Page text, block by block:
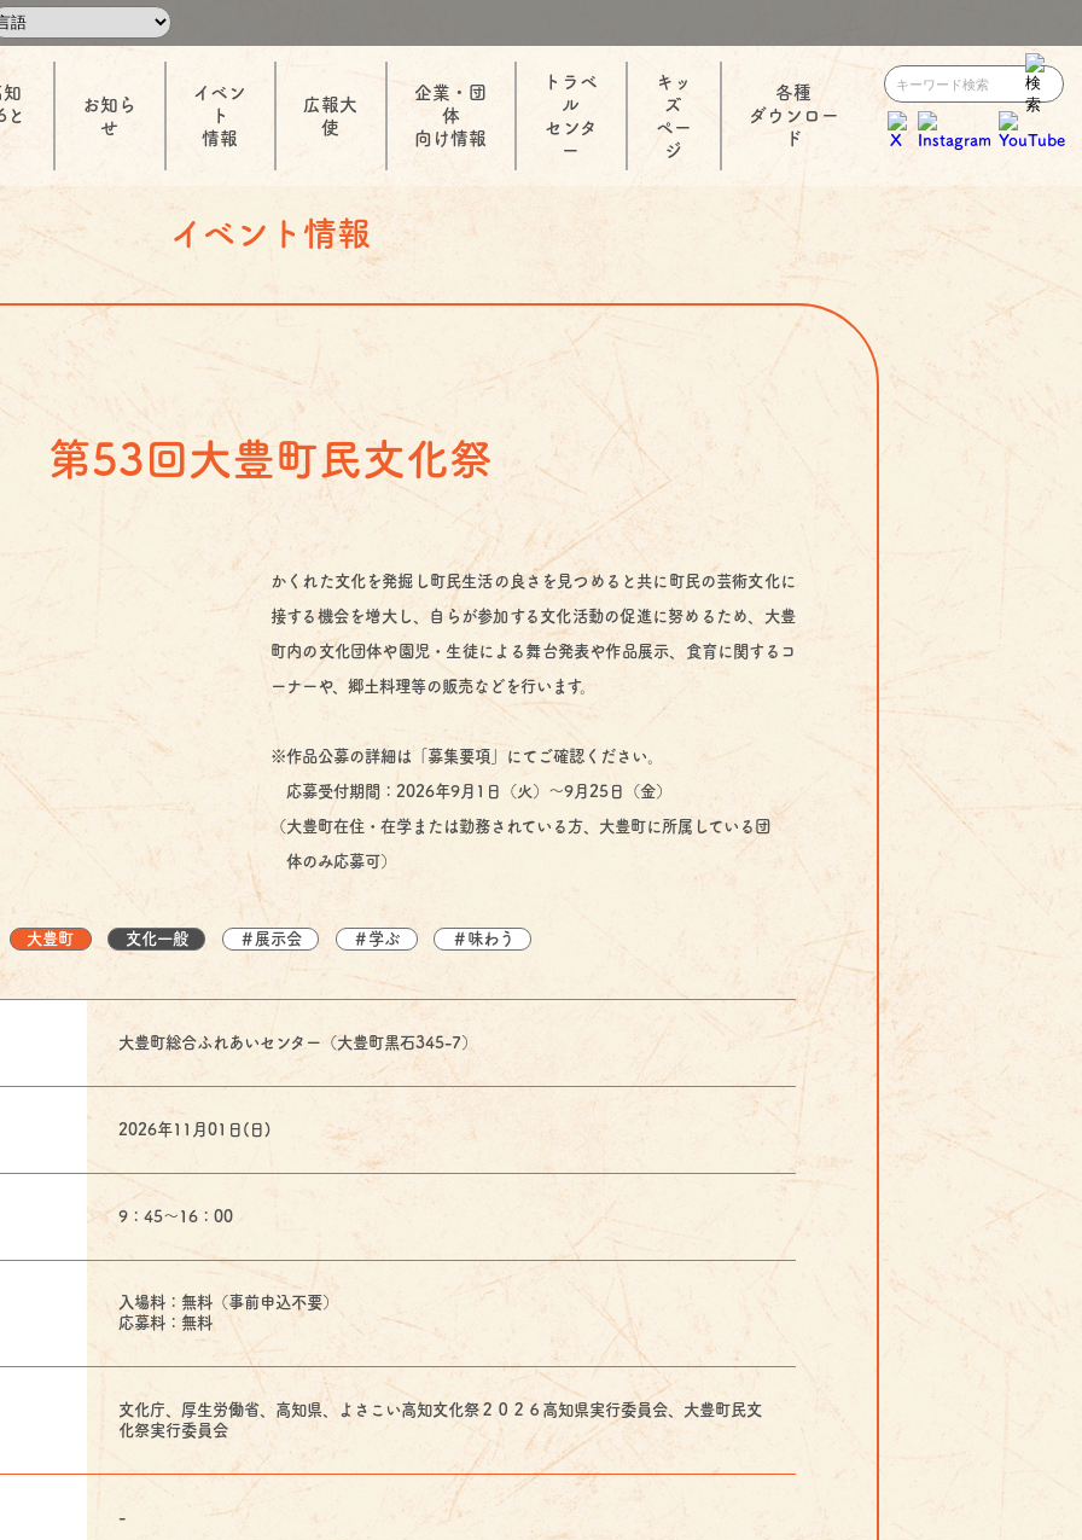
と
お知ら
せ
イベン
ト
情報
広報大
使
企業・団
体
向け情報
トラベ
ル
センタ
ー
キッ
ズ
ペー
ジ
各種
ダウンロー
ド
イベント情報
第53回大豊町民文化祭
かくれた文化を発掘し町民生活の良さを見つめると共に町民の芸術文化に
接する機会を増大し、自らが参加する文化活動の促進に努めるため、大豊
町内の文化団体や園児・生徒による舞台発表や作品展示、食育に関するコ
ーナーや、郷土料理等の販売などを行います。
※作品公募の詳細は「募集要項」にてご確認ください。
応募受付期間：2026年9月1日（火）～9月25日（金）
（大豊町在住・在学または勤務されている方、大豊町に所属している団
体のみ応募可）
大豊町 文化一般 ＃展示会 ＃学ぶ ＃味わう
大豊町総合ふれあいセンター（大豊町黒石345-7）
2026年11月01日(日)
9：45～16：00
入場料：無料（事前申込不要）
応募料：無料
文化庁、厚生労働省、高知県、よさこい高知文化祭２０２６高知県実行委員会、大豊町民文
化祭実行委員会
-